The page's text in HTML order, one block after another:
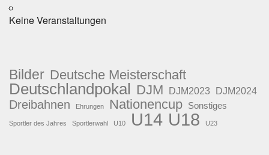
Keine Veranstaltungen
Bilder Deutsche Meisterschaft
Deutschlandpokal DJM DJM2023 DJM2024
Dreibahnen Ehrungen Nationencup Sonstiges
Sportler des Jahres Sportlerwahl U10 U14 U18 U23